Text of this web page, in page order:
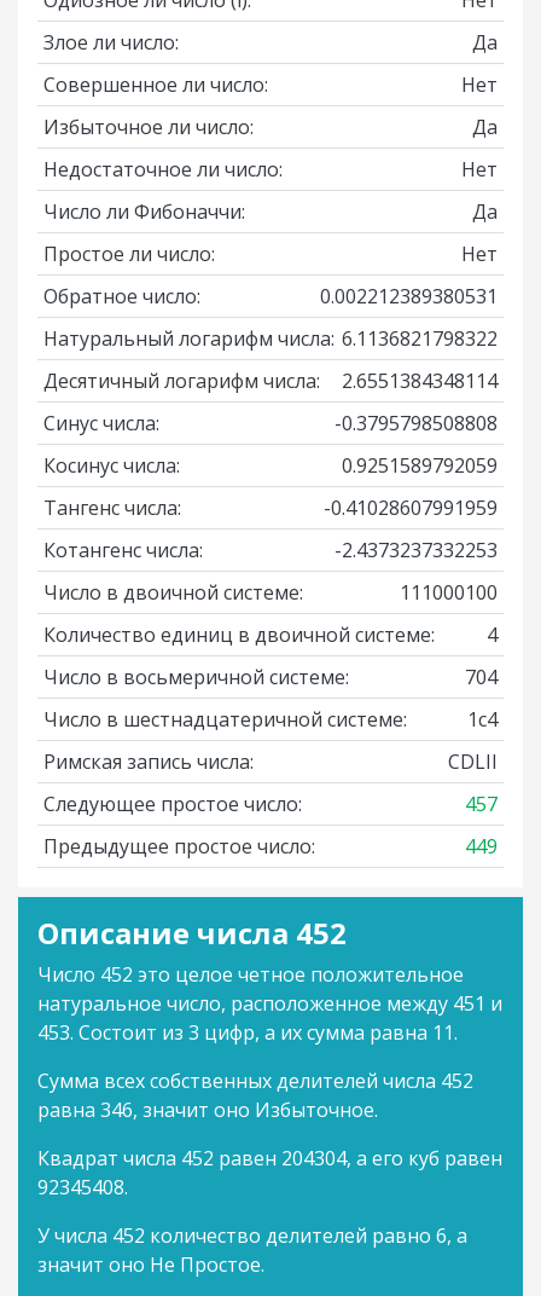
Злое ли число:
Да
Совершенное ли число:
Нет
Избыточное ли число:
Да
Недостаточное ли число:
Нет
Число ли Фибоначчи:
Да
Простое ли число:
Нет
Обратное число:
0.002212389380531
Натуральный логарифм числа: 6.1136821798322
Десятичный логарифм числа:
2.6551384348114
Синус числа:
-0.3795798508808
Косинус числа:
0.9251589792059
Тангенс числа:
-0.41028607991959
Котангенс числа:
-2.4373237332253
Число в двоичной системе:
111000100
Количество единиц в двоичной системе:
4
Число в восьмеричной системе:
704
Число в шестнадцатеричной системе:
1c4
Римская запись числа:
CDLII
Следующее простое число:
457
Предыдущее простое число:
449
Описание числа 452
Число 452 это целое четное положительное
натуральное число, расположенное между 451 и
453. Состоит из 3 цифр, а их сумма равна 11.
Сумма всех собственных делителей числа 452
равна 346, значит оно Избыточное.
Квадрат числа 452 равен 204304, а его куб равен
92345408.
У числа 452 количество делителей равно 6, а
значит оно Не Простое.